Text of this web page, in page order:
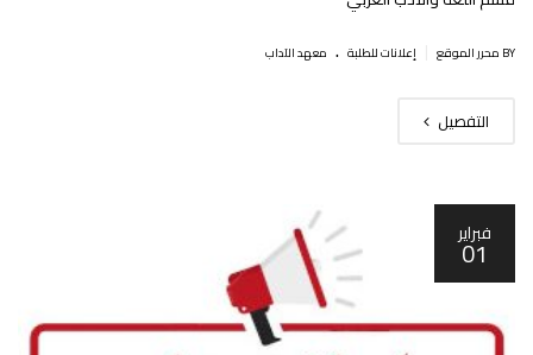
BY محرر الموقع إعلانات للطلبة . معهد الآداب
التفصيل
فبراير
01